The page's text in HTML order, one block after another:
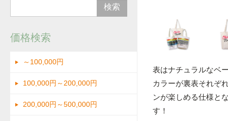
表はナチュラルなベ
カラーが裏表それぞ
ンが楽しめる仕様と
す！
価格検索
～100,000円
100,000円～200,000円
200,000円～500,000円